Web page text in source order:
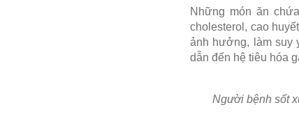
Những món ăn
cholesterol, cao
ảnh hưởng, làm suy
dẫn đến hệ tiêu hóa
Người bệnh sốt